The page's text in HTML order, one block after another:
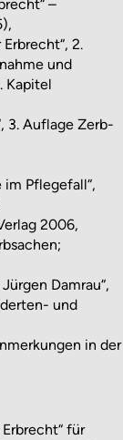
–
2.
und
Kapitel
3. Auflage Zerb-
Pflegefall“,
2006,
Damrau“,
und
in der
für